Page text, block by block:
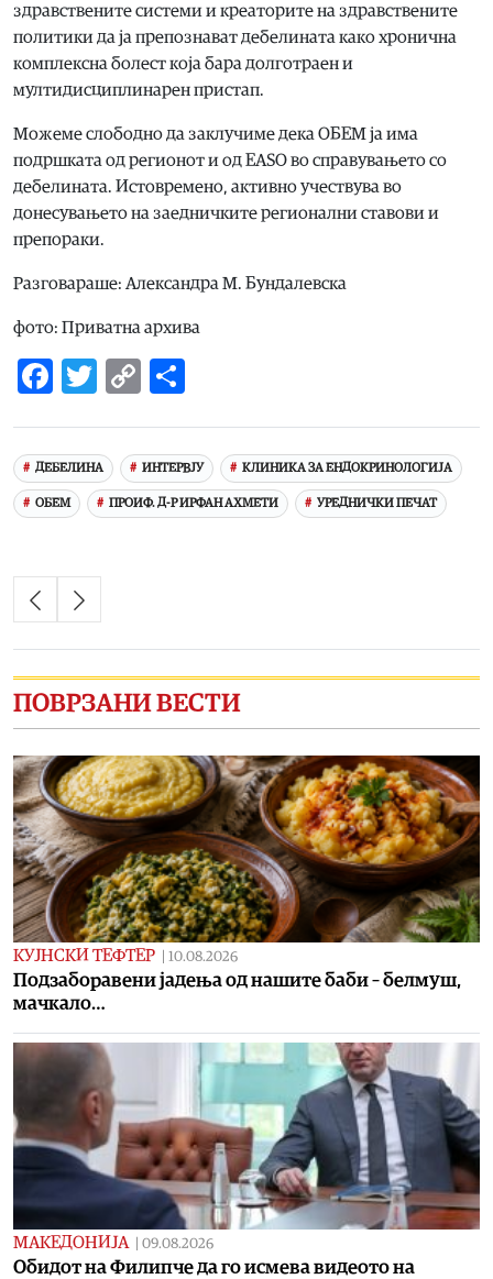
здравствените системи и креаторите на здравствените
политики да ја препознават дебелината како хронична
комплексна болест која бара долготраен и
мултидисциплинарен пристап.
Можеме слободно да заклучиме дека ОБЕМ ја има
подршката од регионот и од EASO во справувањето со
дебелината. Истовремено, активно учествува во
донесувањето на заедничките регионални ставови и
препораки.
Разговараше: Александра М. Бундалевска
фото: Приватна архива
Facebook
Twitter
Copy
ДЕБЕЛИНА ИНТЕРВЈУ КЛИНИКА ЗА ЕНДОКРИНОЛОГИЈА
ОБЕМ ПРОИФ. Д-Р ИРФАН АХМЕТИ УРЕДНИЧКИ ПЕЧАТ
ПОВРЗАНИ ВЕСТИ
КУЈНСКИ ТЕФТЕР 10.08.2026
Подзаборавени јадења од нашите баби – белмуш,
мачкало…
МАКЕДОНИЈА 09.08.2026
Обидот на Филипче да го исмева видеото на